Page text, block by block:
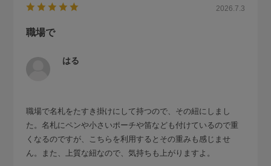
2026.7.3
職場で
はる
職場で名札をたすき掛けにして持つので、その紐にしまし
た。名札にペンや小さいポーチや笛なども付けているので重
くなるのですが、こちらを利用するとその重みも感じませ
ん。また、上質な紐なので、気持ちも上がりますよ。